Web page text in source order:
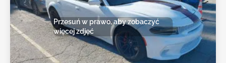
Przesuń w prawo, aby zobaczyć
więcej zdjęć